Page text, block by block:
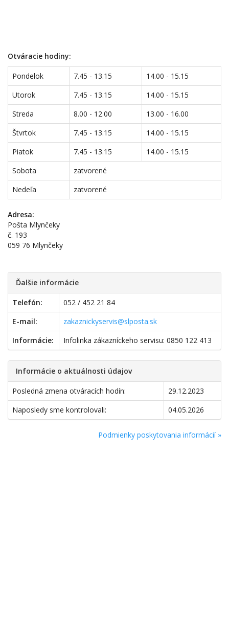
Otváracie hodiny:
Pondelok 7.45 - 13.15
14.00 - 15.15
Utorok
7.45 - 13.15
14.00 - 15.15
Streda
8.00 - 12.00
13.00 - 16.00
Štvrtok
7.45 - 13.15
14.00 - 15.15
Piatok
7.45 - 13.15
14.00 - 15.15
Sobota
zatvorené
Nedeľa
zatvorené
Adresa:
Pošta Mlynčeky
č. 193
059 76 Mlynčeky
Ďalšie informácie
Telefón:
052 / 452 21 84
E-mail:
zakaznickyservis@slposta.sk
Informácie:
Infolinka zákazníckeho servisu: 0850 122 413
Informácie o aktuálnosti údajov
Posledná zmena otváracích hodín:
29.12.2023
Naposledy sme kontrolovali:
04.05.2026
Podmienky poskytovania informácií »